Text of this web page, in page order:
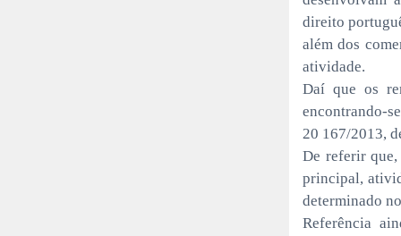
direito
além dos
atividade.
Daí que os
encontrando-
20 167/2013,
De referir que,
principal,
determinado
Referência